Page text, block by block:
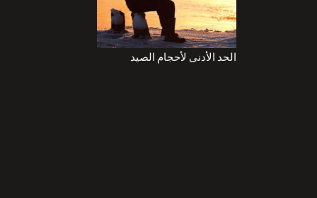
الحد الأدنى لأحجام الصيد